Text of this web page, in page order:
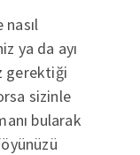
ya da ayı
gerektiği
sizinle
bularak